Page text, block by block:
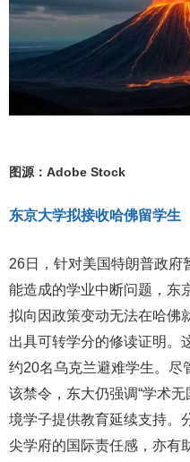
图源：Adobe Stock
东京大学拟接收哈佛留学生
26日，针对美国特朗普政府
能造成的学业中断问题，东
拟向因政策变动无法在哈佛
出具可转学分的修读证明。
约20名乌克兰避难学生。尽
该禁令，东大仍强调“学术
境学子提供教育延续支持。
尖学府的国际责任感，亦有